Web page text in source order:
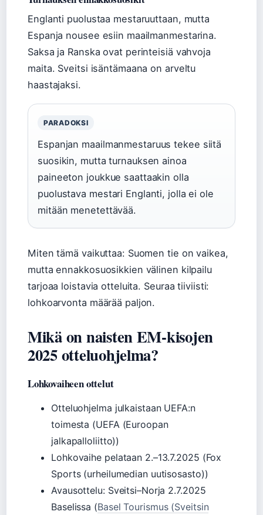
Englanti puolustaa mestaruuttaan, mutta
Espanja nousee esiin maailmanmestarina.
Saksa ja Ranska ovat perinteisiä vahvoja
maita. Sveitsi isäntämaana on arveltu
haastajaksi.
PARADOKSI
Espanjan maailmanmestaruus tekee siitä
suosikin, mutta turnauksen ainoa
paineeton joukkue saattaakin olla
puolustava mestari Englanti, jolla ei ole
mitään menetettävää.
Miten tämä vaikuttaa: Suomen tie on vaikea,
mutta ennakkosuosikkien välinen kilpailu
tarjoaa loistavia otteluita. Seuraa tiiviisti:
lohkoarvonta määrää paljon.
Mikä on naisten EM-kisojen
2025 otteluohjelma?
Lohkovaiheen ottelut
Otteluohjelma julkaistaan UEFA:n
toimesta (UEFA (Euroopan
jalkapalloliitto))
Lohkovaihe pelataan 2.–13.7.2025 (Fox
Sports (urheilumedian uutisosasto))
Avausottelu: Sveitsi–Norja 2.7.2025
Baselissa (Basel Tourismus (Sveitsin